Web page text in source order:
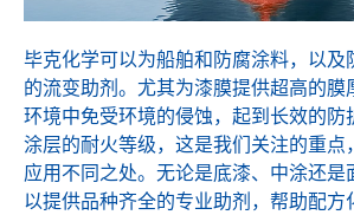
毕克化学可以为船舶和防腐涂料，以及
的流变助剂。尤其为漆膜提供超高的膜
环境中免受环境的侵蚀，起到长效的防
涂层的耐火等级，这是我们关注的重点
应用不同之处。无论是底漆、中涂还是
以提供品种齐全的专业助剂，帮助配方